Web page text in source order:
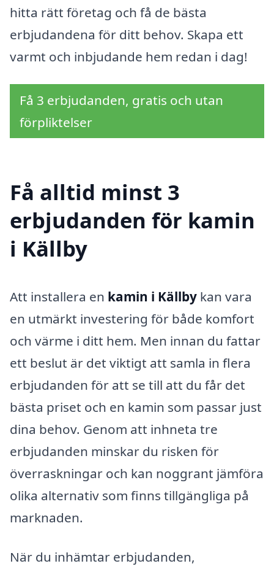
hitta rätt företag och få de bästa
erbjudandena för ditt behov. Skapa ett
varmt och inbjudande hem redan i dag!
Få 3 erbjudanden, gratis och utan
förpliktelser
Få alltid minst 3
erbjudanden för kamin
i Källby
Att installera en kamin i Källby kan vara
en utmärkt investering för både komfort
och värme i ditt hem. Men innan du fattar
ett beslut är det viktigt att samla in flera
erbjudanden för att se till att du får det
bästa priset och en kamin som passar just
dina behov. Genom att inhneta tre
erbjudanden minskar du risken för
överraskningar och kan noggrant jämföra
olika alternativ som finns tillgängliga på
marknaden.
När du inhämtar erbjudanden,